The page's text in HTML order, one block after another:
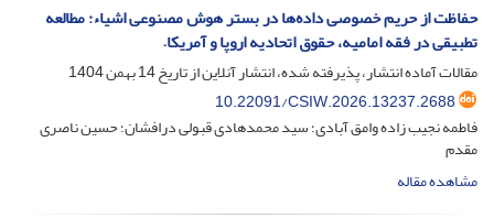
حفاظت از حریم خصوصی داده‌ها در بستر هوش مصنوعی اشیاء: مطالعه‌
تطبیقی در فقه امامیه، حقوق اتحادیه اروپا و آمریکا.
مقالات آماده انتشار، پذیرفته شده، انتشار آنلاین از تاریخ14 بهمن 1404
10.22091/CSIW.2026.13237.2688
فاطمه نجیب زاده وامق آبادی؛ سید محمدهادی قبولی درافشان؛ حسین ناصری
مقدم
مشاهده مقاله